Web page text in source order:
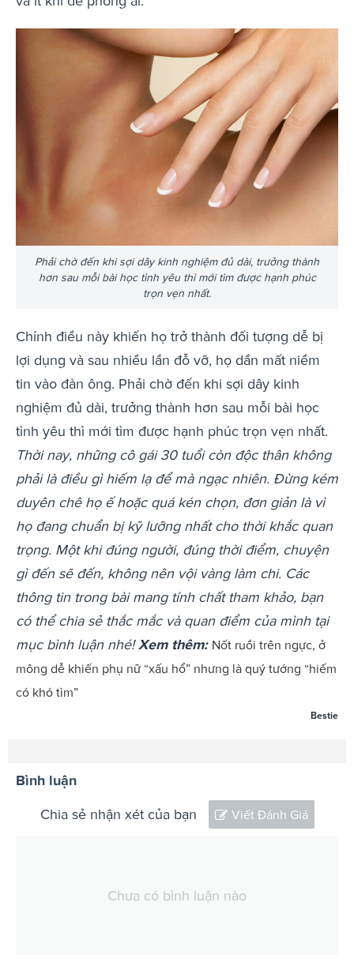
Phải chờ đến khi sợi dây kinh nghiệm đủ dài, trưởng thành
hơn sau mỗi bài học tình yêu thì mới tìm được hạnh phúc
trọn vẹn nhất.
Chính điều này khiến họ trở thành đối tượng dễ bị
lợi dụng và sau nhiều lần đỗ vỡ, họ dần mất niềm
tin vào đàn ông. Phải chờ đến khi sợi dây kinh
nghiệm đủ dài, trưởng thành hơn sau mỗi bài học
tình yêu thì mới tìm được hạnh phúc trọn vẹn nhất.
Thời nay, những cô gái 30 tuổi còn độc thân không
phải là điều gì hiếm lạ để mà ngạc nhiên. Đừng kém
duyên chê họ ế hoặc quá kén chọn, đơn giản là vì
họ đang chuẩn bị kỹ lưỡng nhất cho thời khắc quan
trọng. Một khi đúng người, đúng thời điểm, chuyện
gì đến sẽ đến, không nên vội vàng làm chi. Các
thông tin trong bài mang tính chất tham khảo, bạn
có thể chia sẻ thắc mắc và quan điểm của mình tại
mục bình luận nhé! Xem thêm: Nốt ruồi trên ngực, ở
mông dễ khiến phụ nữ “xấu hổ” nhưng là quý tướng “hiếm
có khó tìm”
Bestie
Bình luận
Chia sẻ nhận xét của bạn Viết Đánh Giá
Chưa có bình luận nào